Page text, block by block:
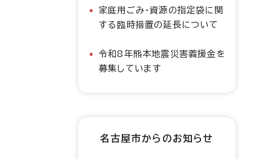
家庭用ごみ・資源の指定袋に関
する臨時措置の延長について
令和8年熊本地震災害義援金を
募集しています
名古屋市からのお知らせ